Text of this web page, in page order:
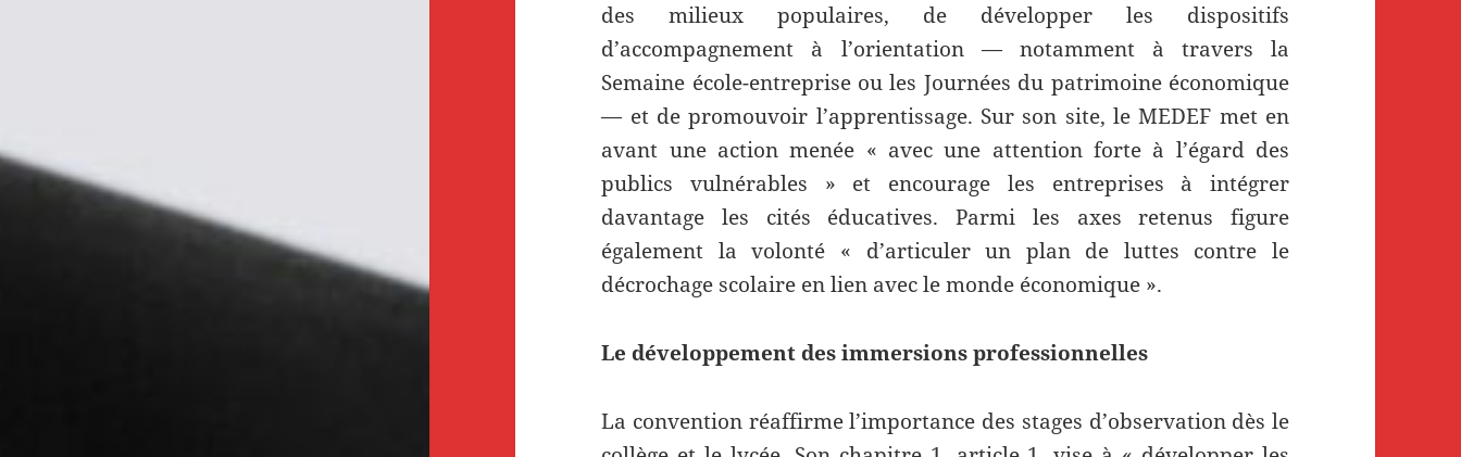
des milieux populaires, de développer les dispositifs
d’accompagnement à l’orientation — notamment à travers la
Semaine école-entreprise ou les Journées du patrimoine économique
— et de promouvoir l’apprentissage. Sur son site, le MEDEF met en
avant une action menée « avec une attention forte à l’égard des
publics vulnérables » et encourage les entreprises à intégrer
davantage les cités éducatives. Parmi les axes retenus figure
également la volonté « d’articuler un plan de luttes contre le
décrochage scolaire en lien avec le monde économique ».
Le développement des immersions professionnelles
La convention réaffirme l’importance des stages d’observation dès le